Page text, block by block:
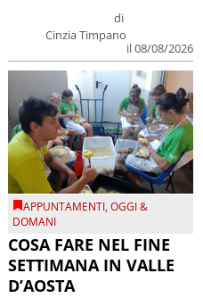
di
Cinzia Timpano
il 08/08/2026
APPUNTAMENTI,OGGI &
DOMANI
COSA FARE NEL FINE
SETTIMANA IN VALLE
D’AOSTA